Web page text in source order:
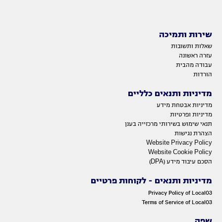
שירות ותמיכה
שאלות ותשובות
עזרה ראשונה
עבודה מהבית
הורדות
מדיניות ותנאים כלליים
מדיניות אבטחת מידע
מדיניות ופרטיות
תנאי שימוש בשירותי מרכזייה בענן
הצהרת נגישות
Website Privacy Policy
Website Cookie Policy
הסכם עיבוד מידע (DPA)
מדיניות ותנאים - לקוחות פרטיים
Privacy Policy of Local03
Terms of Service of Local03